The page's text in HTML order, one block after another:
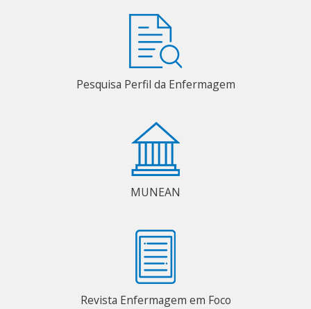
Pesquisa Perfil da Enfermagem
MUNEAN
Revista Enfermagem em Foco